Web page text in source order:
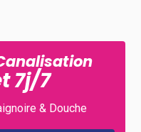
7j/7
& Douche